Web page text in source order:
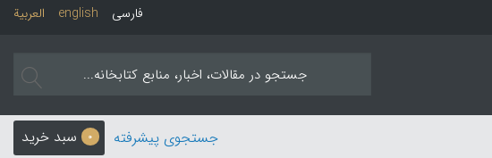
العربیة english فارسی
0 سبد خرید جستجوی پیشرفته